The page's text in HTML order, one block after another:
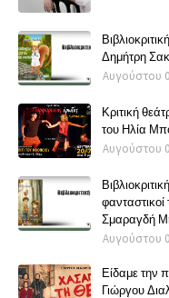
Δημήτρη
Αυγούστου
Κριτική
του Ηλία
Αυγούστου
φανταστικοί
Σμαραγδή
Αυγούστου
Είδαμε την
Γιώργου